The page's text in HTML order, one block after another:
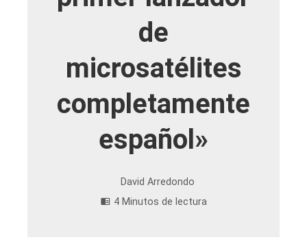
de
microsatélites
completamente
español»
David Arredondo
4 Minutos de lectura